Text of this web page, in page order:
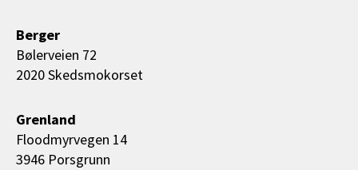
Berger
Bølerveien 72
2020 Skedsmokorset
Grenland
Floodmyrvegen 14
3946 Porsgrunn